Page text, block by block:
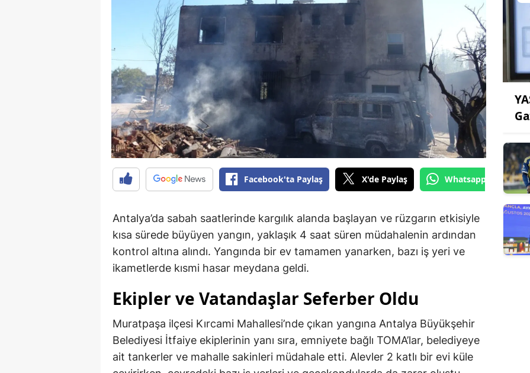
Facebook'ta Paylaş X'de Paylaş Whatsapp'tan
Antalya’da sabah saatlerinde kargılık alanda başlayan ve rüzgarın etkisiyle
kısa sürede büyüyen yangın, yaklaşık 4 saat süren müdahalenin ardından
kontrol altına alındı. Yangında bir ev tamamen yanarken, bazı iş yeri ve
ikametlerde kısmi hasar meydana geldi.
Ekipler ve Vatandaşlar Seferber Oldu
Muratpaşa ilçesi Kırcami Mahallesi’nde çıkan yangına Antalya Büyükşehir
Belediyesi İtfaiye ekiplerinin yanı sıra, emniyete bağlı TOMA’lar, belediyeye
ait tankerler ve mahalle sakinleri müdahale etti. Alevler 2 katlı bir evi küle